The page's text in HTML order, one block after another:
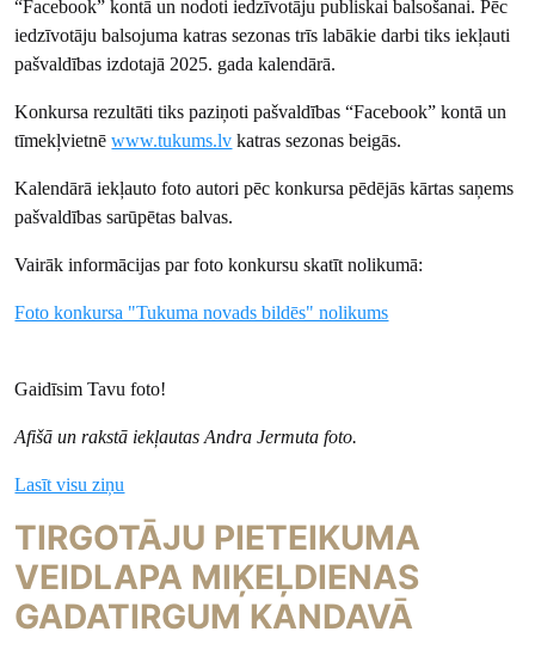
“Facebook” kontā un nodoti iedzīvotāju publiskai balsošanai. Pēc
iedzīvotāju balsojuma katras sezonas trīs labākie darbi tiks iekļauti
pašvaldības izdotajā 2025. gada kalendārā.
Konkursa rezultāti tiks paziņoti pašvaldības “Facebook” kontā un
tīmekļvietnēwww.tukums.lv katras sezonas beigās.
Kalendārā iekļauto foto autori pēc konkursa pēdējās kārtas saņems
pašvaldības sarūpētas balvas.
Vairāk informācijas par foto konkursu skatīt nolikumā:
Foto konkursa "Tukuma novads bildēs" nolikums
Gaidīsim Tavu foto!
Afišā un rakstā iekļautas Andra Jermuta foto.
Lasīt visu ziņu
TIRGOTĀJU PIETEIKUMA
VEIDLAPA MIĶEĻDIENAS
GADATIRGUM KANDAVĀ